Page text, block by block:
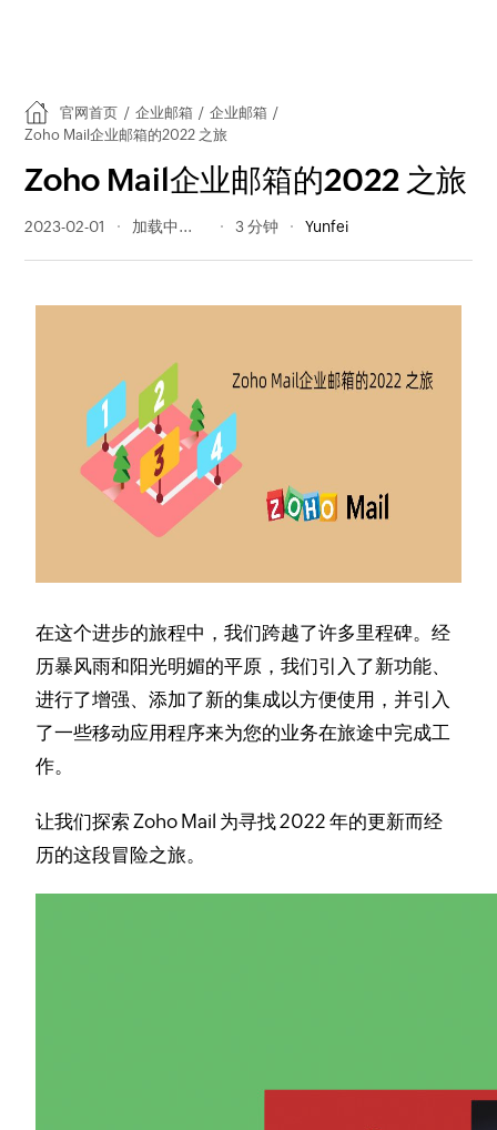
官网首页 / 企业邮箱 / 企业邮箱 /
Zoho Mail企业邮箱的2022 之旅
Zoho Mail企业邮箱的2022 之旅
2023-02-01 307 阅读量 3 分钟 Yunfei
在这个进步的旅程中，我们跨越了许多里程碑。经
历暴风雨和阳光明媚的平原，我们引入了新功能、
进行了增强、添加了新的集成以方便使用，并引入
了一些移动应用程序来为您的业务在旅途中完成工
作。
让我们探索 Zoho Mail 为寻找 2022 年的更新而经
历的这段冒险之旅。